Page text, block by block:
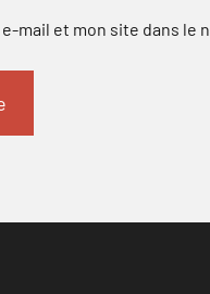
mail et mon site dans le